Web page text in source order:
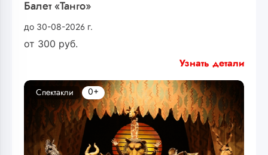
Балет «Танго»
до 30-08-2026 г.
от 300 руб.
Узнать детали
Спектакли 0+